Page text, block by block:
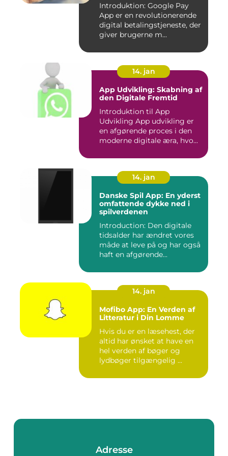
Introduktion: Google Pay
App er en revolutionerende
digital betalingstjeneste, der
giver brugerne m...
14. jan
App Udvikling: Skabning af
den Digitale Fremtid
Introduktion til App
Udvikling App udvikling er
en afgørende proces i den
moderne digitale æra, hvo...
14. jan
Danske Spil App: En yderst
omfattende dykke ned i
spilverdenen
Introduction: Den digitale
tidsalder har ændret vores
måde at leve på og har også
haft en afgørende...
14. jan
Mofibo App: En Verden af
Litteratur i Din Lomme
Hvis du er en læsehest, der
altid har ønsket at have en
hel verden af bøger og
lydbøger tilgængelig ...
Adresse